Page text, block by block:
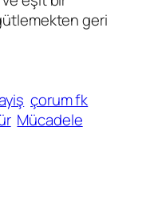
geri
çorum fk
Mücadele